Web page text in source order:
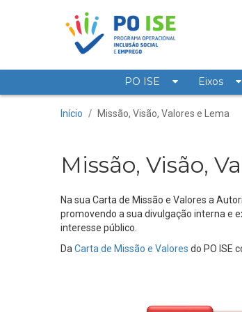
Saltar para o conteúdo
Missão, Visão,
PO ISE Eixos
Início / Missão, Visão, Valores e Lema
Missão, Visão,
Na sua Carta de Missão e Valores a
promovendo a sua divulgação interna e
interesse público.
Da Carta de Missão e Valores do PO ISE